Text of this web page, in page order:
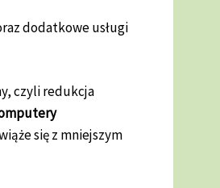
dodatkowe usługi
czyli redukcja
się z mniejszym